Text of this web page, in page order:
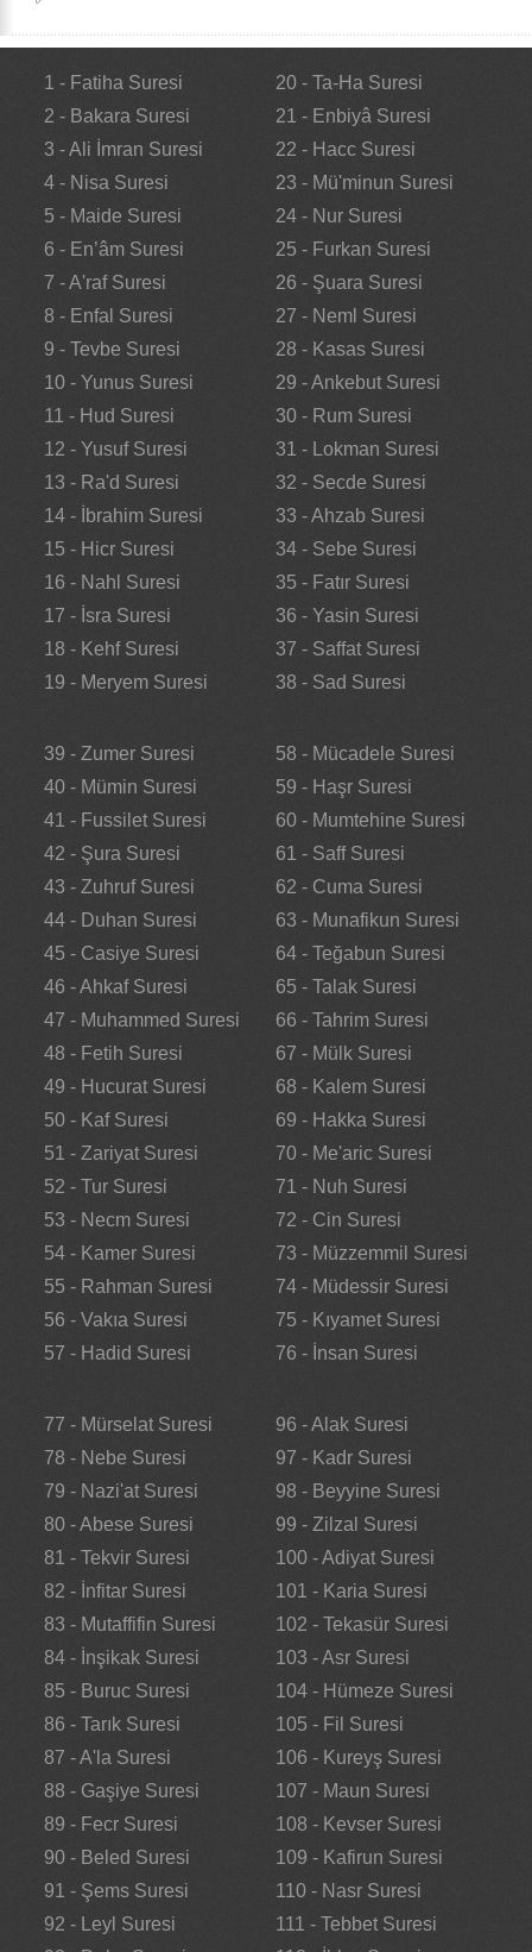
1 - Fatiha Suresi
2 - Bakara Suresi
3 - Ali İmran Suresi
4 - Nisa Suresi
5 - Maide Suresi
6 - En’âm Suresi
7 - A'raf Suresi
8 - Enfal Suresi
9 - Tevbe Suresi
10 - Yunus Suresi
11 - Hud Suresi
12 - Yusuf Suresi
13 - Ra'd Suresi
14 - İbrahim Suresi
15 - Hicr Suresi
16 - Nahl Suresi
17 - İsra Suresi
18 - Kehf Suresi
19 - Meryem Suresi
20 - Ta-Ha Suresi
21 - Enbiyâ Suresi
22 - Hacc Suresi
23 - Mü'minun Suresi
24 - Nur Suresi
25 - Furkan Suresi
26 - Şuara Suresi
27 - Neml Suresi
28 - Kasas Suresi
29 - Ankebut Suresi
30 - Rum Suresi
31 - Lokman Suresi
32 - Secde Suresi
33 - Ahzab Suresi
34 - Sebe Suresi
35 - Fatır Suresi
36 - Yasin Suresi
37 - Saffat Suresi
38 - Sad Suresi
39 - Zumer Suresi
40 - Mümin Suresi
41 - Fussilet Suresi
42 - Şura Suresi
43 - Zuhruf Suresi
44 - Duhan Suresi
45 - Casiye Suresi
46 - Ahkaf Suresi
47 - Muhammed Suresi
48 - Fetih Suresi
49 - Hucurat Suresi
50 - Kaf Suresi
51 - Zariyat Suresi
52 - Tur Suresi
53 - Necm Suresi
54 - Kamer Suresi
55 - Rahman Suresi
56 - Vakıa Suresi
57 - Hadid Suresi
58 - Mücadele Suresi
59 - Haşr Suresi
60 - Mumtehine Suresi
61 - Saff Suresi
62 - Cuma Suresi
63 - Munafikun Suresi
64 - Teğabun Suresi
65 - Talak Suresi
66 - Tahrim Suresi
67 - Mülk Suresi
68 - Kalem Suresi
69 - Hakka Suresi
70 - Me'aric Suresi
71 - Nuh Suresi
72 - Cin Suresi
73 - Müzzemmil Suresi
74 - Müdessir Suresi
75 - Kıyamet Suresi
76 - İnsan Suresi
77 - Mürselat Suresi
78 - Nebe Suresi
79 - Nazi'at Suresi
80 - Abese Suresi
81 - Tekvir Suresi
82 - İnfitar Suresi
83 - Mutaffifin Suresi
84 - İnşikak Suresi
85 - Buruc Suresi
86 - Tarık Suresi
87 - A'la Suresi
88 - Gaşiye Suresi
89 - Fecr Suresi
90 - Beled Suresi
91 - Şems Suresi
92 - Leyl Suresi
96 - Alak Suresi
97 - Kadr Suresi
98 - Beyyine Suresi
99 - Zilzal Suresi
100 - Adiyat Suresi
101 - Karia Suresi
102 - Tekasür Suresi
103 - Asr Suresi
104 - Hümeze Suresi
105 - Fil Suresi
106 - Kureyş Suresi
107 - Maun Suresi
108 - Kevser Suresi
109 - Kafirun Suresi
110 - Nasr Suresi
111 - Tebbet Suresi